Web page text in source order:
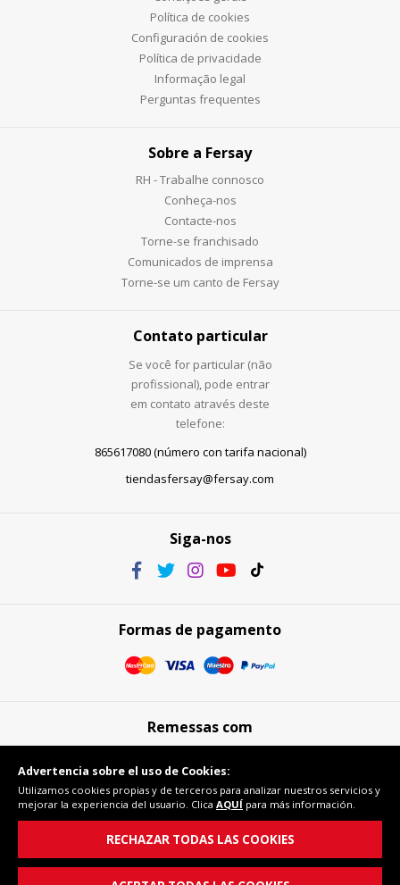
Política de cookies
Configuración de cookies
Política de privacidade
Informação legal
Perguntas frequentes
Sobre a Fersay
RH - Trabalhe connosco
Conheça-nos
Contacte-nos
Torne-se franchisado
Comunicados de imprensa
Torne-se um canto de Fersay
Contato particular
Se você for particular (não
profissional), pode entrar
em contato através deste
telefone:
865617080 (número con tarifa nacional)
tiendasfersay@fersay.com
Siga-nos
Formas de pagamento
Remessas com
Compra segura
Advertencia sobre el uso de Cookies:
Utilizamos cookies propias y de terceros para analizar nuestros servicios y
mejorar la experiencia del usuario. Clica AQUÍ para más información.
RECHAZAR TODAS LAS COOKIES